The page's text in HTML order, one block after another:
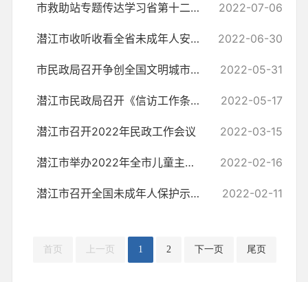
市救助站专题传达学习省第十二次党代会精神 2022-07-06
潜江市收听收看全省未成年人安全保护暨未成年人文身治理专项行动视频部署会 2022-06-30
市民政局召开争创全国文明城市推进会 2022-05-31
潜江市民政局召开《信访工作条例》学习贯彻专题会议 2022-05-17
潜江市召开2022年民政工作会议 2022-03-15
潜江市举办2022年全市儿童主任专题培训会 2022-02-16
潜江市召开全国未成年人保护示范市创建工作部门联席会议 2022-02-11
首页 上一页 1 2 下一页 尾页